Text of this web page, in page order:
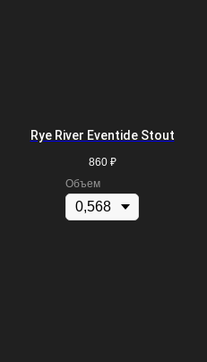
Rye River Eventide Stout
860 ₽
Объем